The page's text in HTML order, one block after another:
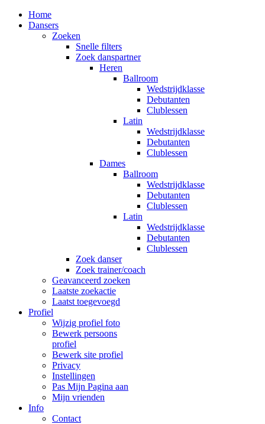
Home
Dansers
Zoeken
Snelle filters
Zoek danspartner
Heren
Ballroom
Wedstrijdklasse
Debutanten
Clublessen
Latin
Wedstrijdklasse
Debutanten
Clublessen
Dames
Ballroom
Wedstrijdklasse
Debutanten
Clublessen
Latin
Wedstrijdklasse
Debutanten
Clublessen
Zoek danser
Zoek trainer/coach
Geavanceerd zoeken
Laatste zoekactie
Laatst toegevoegd
Profiel
Wijzig profiel foto
Bewerk persoons
profiel
Bewerk site profiel
Privacy
Instellingen
Pas Mijn Pagina aan
Mijn vrienden
Info
Contact